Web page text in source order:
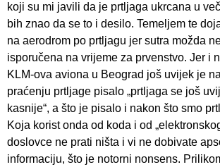
koji su mi javili da je prtljaga ukrcana u
bih znao da se to i desilo. Temeljem te
na aerodrom po prtljagu jer sutra možda
isporučena na vrijeme za prvenstvo. Jer i
KLM-ova aviona u Beograd još uvijek je
praćenju prtljage pisalo „prtljaga se još
kasnije“, a što je pisalo i nakon što smo
Koja korist onda od koda i od
doslovce ne prati ništa i vi ne dobivate
informaciju, što je notorni nonsens.